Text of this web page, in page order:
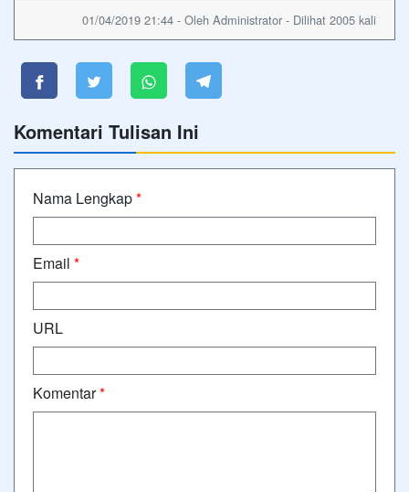
01/04/2019 21:44 - Oleh Administrator - Dilihat 2005 kali
Komentari Tulisan Ini
Nama Lengkap*
Email *
URL
Komentar*